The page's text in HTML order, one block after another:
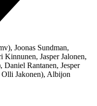
Joonas Sundman,
Kinnunen, Jasper Jalonen,
Rantanen, Jesper
Jakonen), Albijon